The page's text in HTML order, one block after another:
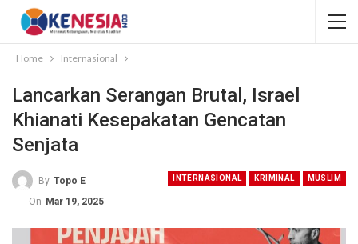
Home Internasional
Lancarkan Serangan Brutal, Israel
Khianati Kesepakatan Gencatan
Senjata
INTERNASIONAL KRIMINAL MUSLIM
By Topo E
On Mar 19, 2025